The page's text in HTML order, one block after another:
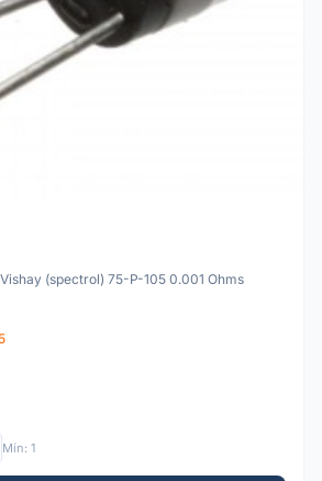
(spectrol) 75-P-105 0.001 Ohms
Mín: 1